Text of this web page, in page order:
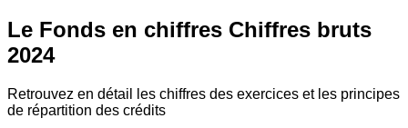
Le Fonds en chiffres Chiffres bruts
2024
Retrouvez en détail les chiffres des exercices et les principes
de répartition des crédits